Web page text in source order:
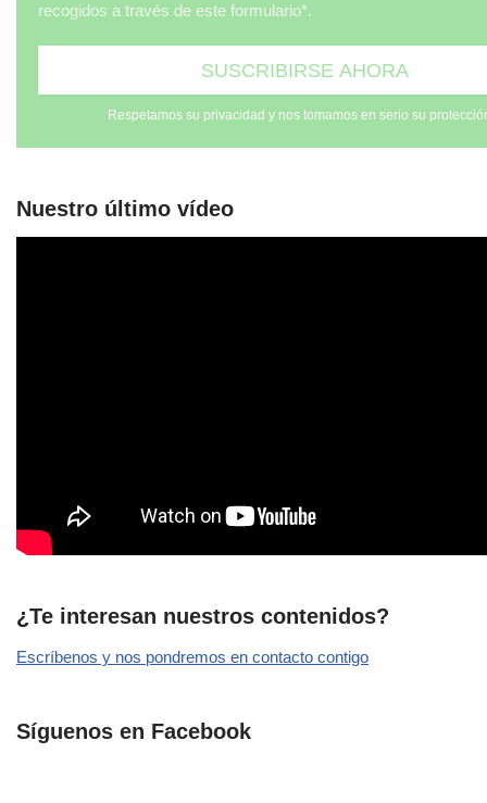
recogidos a través de este formulario*.
Respetamos su privacidad y nos tomamos en serio su
Nuestro último vídeo
¿Te interesan nuestros contenidos?
Escríbenos y nos pondremos en contacto contigo
Síguenos en Facebook